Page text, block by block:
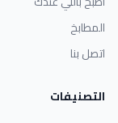
المطابخ
اتصل بنا
التصنيفات